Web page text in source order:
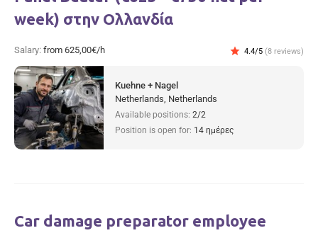
week) στην Ολλανδία
Salary: from 625,00€/h star 4.4/5 (8 reviews)
Kuehne + Nagel
Netherlands, Netherlands
Available positions: 2/2
Position is open for: 14 ημέρες
Car damage preparator employee